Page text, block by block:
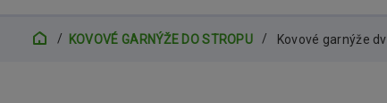
KOVOVÉ GARNÝŽE DO STROPU Kovové garnýže